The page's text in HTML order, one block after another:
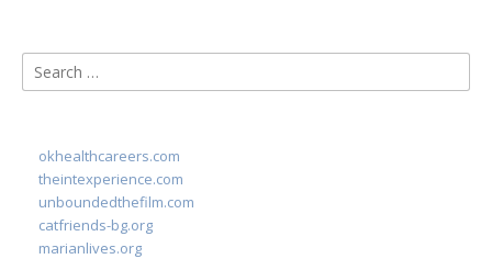
Search
for:
okhealthcareers.com
theintexperience.com
unboundedthefilm.com
catfriends-bg.org
marianlives.org